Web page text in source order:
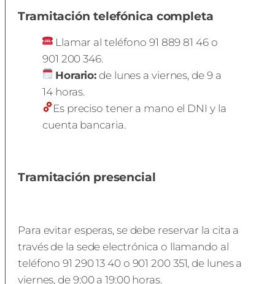
Tramitación telefónica completa
Llamar al teléfono 91 889 81 46 o
901 200 346.
Horario: de lunes a viernes, de 9 a
14 horas.
Es preciso tener a mano el DNI y la
cuenta bancaria.
Tramitación presencial
Para evitar esperas, se debe reservar la cita a
través de la sede electrónica o llamando al
teléfono 91 290 13 40 o 901 200 351, de lunes a
viernes, de 9:00 a 19:00 horas.